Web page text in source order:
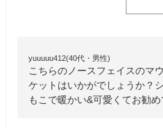
yuuuuu412(40代・男性)
こちらのノースフェイスのマ
ケットはいかがでしょうか？
もこで暖かい&可愛くてお勧め